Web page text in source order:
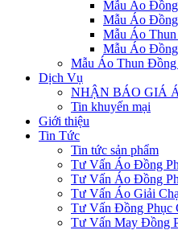
Mẫu Áo
Mẫu Áo
Mẫu Áo
Mẫu Áo
Mẫu Áo Thun Đồng
Dịch Vụ
NHẬN BÁO GIÁ
Tin khuyến mại
Giới thiệu
Tin Tức
Tin tức sản phẩm
Tư Vấn Áo Đồng
Tư Vấn Áo Đồng
Tư Vấn Áo Giải
Tư Vấn Đồng Phục
Tư Vấn May Đồng